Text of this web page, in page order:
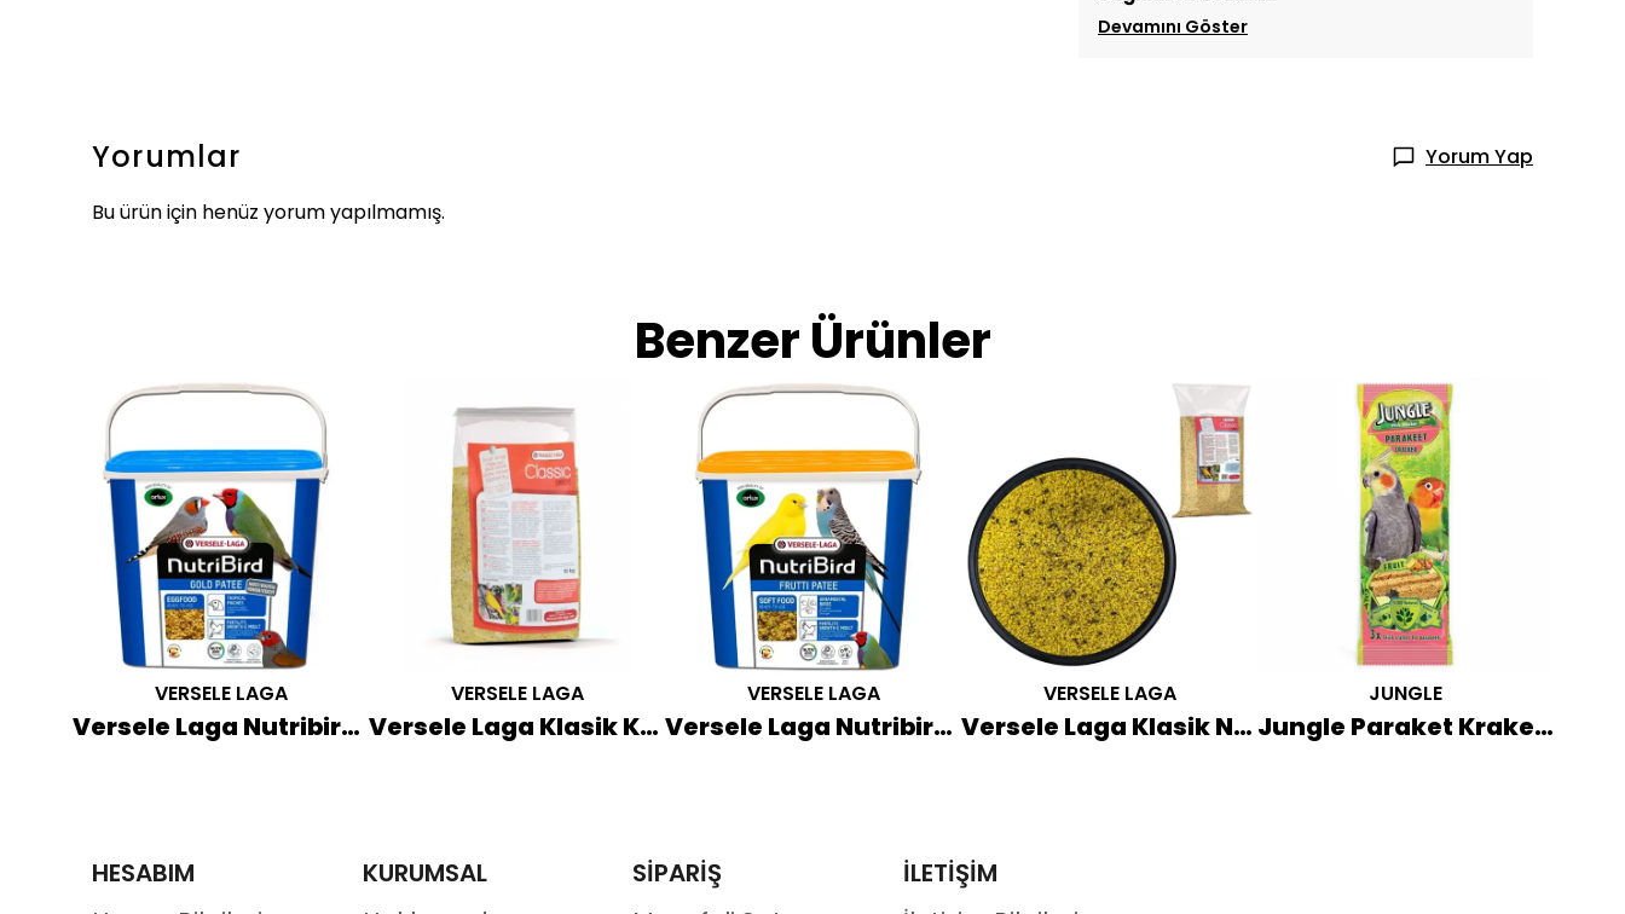
Devamını Göster
Yorumlar
Yorum Yap
Bu ürün için henüz yorum yapılmamış.
Benzer Ürünler
VERSELE LAGA
Versele Laga Nutribird Gold Patee Tropical Finches 5 KG (Mavi Kapak)
VERSELE LAGA
Versele Laga Klasik Kuru Yumurta Maması 10 KG
VERSELE LAGA
Versele Laga Nutribird Frutti Patee Nemli Mama 5 KG (Turuncu Kapak)
VERSELE LAGA
Versele Laga Klasik Nemli Yumurta Maması 1 KG
JUNGLE
Jungle Paraket Kraker 3'lü
HESABIM
KURUMSAL
SİPARİŞ
İLETİŞİM